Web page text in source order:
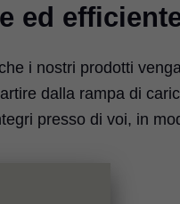
ed
i nostri prodotti
dalla rampa di
presso di voi, in